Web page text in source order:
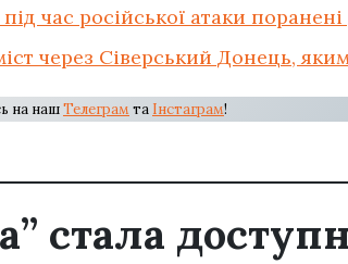
час російської атаки
через Сіверський Донець,
на нашТелеграм та Інстаграм!
стала